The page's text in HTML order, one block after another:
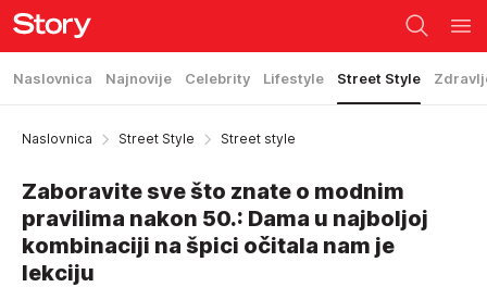
Naslovnica Najnovije Celebrity Lifestyle Street Style
Naslovnica Street Style Street style
Zaboravite sve što znate o modnim
pravilima nakon 50.: Dama u najboljoj
kombinaciji na špici očitala nam je
lekciju